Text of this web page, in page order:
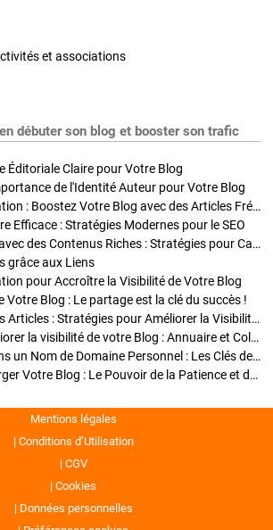
et associations
débuter son blog et booster son trafic
Éditoriale Claire pour Votre Blog
de l'Identité Auteur pour Votre Blog
Stratégies de Publication : Boostez Votre Blog avec des Articles Fréquents et Exclusifs
Efficace : Stratégies Modernes pour le SEO
Enrichir Vos Articles avec des Contenus Riches : Stratégies pour Captiver et Optimiser
grâce aux Liens
pour Accroître la Visibilité de Votre Blog
Votre Blog : Le partage est la clé du succès !
Optimisation SEO des Articles : Stratégies pour Améliorer la Visibilité de Votre Blog
Stratégies pour améliorer la visibilité de votre Blog : Annuaire et Collaborations
Pourquoi Investir dans un Nom de Domaine Personnel : Les Clés de la Réussite de Votre Blog
Comment Faire Émerger Votre Blog : Le Pouvoir de la Patience et de la Persévérance
Mentions légales
Conditions d’Utilisation
CGV
Cookies
Données personnelles